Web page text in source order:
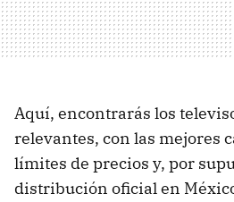
Aquí, encontrarás los
relevantes, con las mejores
límites de precios y, por
distribución oficial en